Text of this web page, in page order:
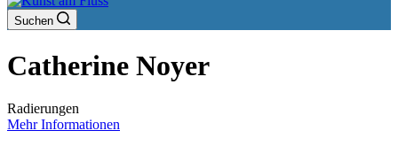
Suchen
Catherine Noyer
Radierungen
Mehr Informationen